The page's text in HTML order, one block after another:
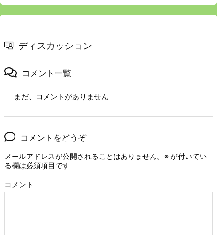
ディスカッション
コメント一覧
まだ、コメントがありません
コメントをどうぞ
メールアドレスが公開されることはありません。 ※ が付いてい
る欄は必須項目です
コメント